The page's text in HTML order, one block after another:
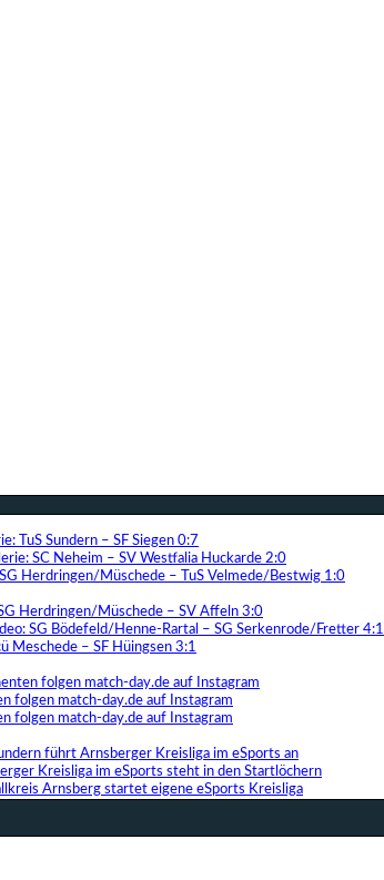
TuS Sundern – SF Siegen 0:7
SC Neheim – SV Westfalia Huckarde 2:0
Herdringen/Müschede – TuS Velmede/Bestwig 1:0
Herdringen/Müschede – SV Affeln 3:0
SG Bödefeld/Henne-Rartal – SG Serkenrode/Fretter 4:1
Meschede – SF Hüingsen 3:1
folgen match-day.de auf Instagram
folgen match-day.de auf Instagram
folgen match-day.de auf Instagram
führt Arnsberger Kreisliga im eSports an
Kreisliga im eSports steht in den Startlöchern
Arnsberg startet eigene eSports Kreisliga